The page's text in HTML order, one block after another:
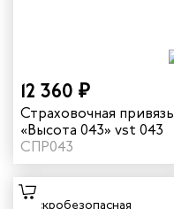
12 360 ₽
Страховочная привязь
«Высота 043» vst 043
СПР043